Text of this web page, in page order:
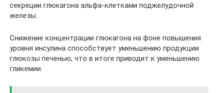
секреции глюкагона альфа-клетками поджелудочной
железы.
Снижение концентрации глюкагона на фоне повышения
уровня инсулина способствует уменьшению продукции
глюкозы печенью, что в итоге приводит к уменьшению
гликемии.